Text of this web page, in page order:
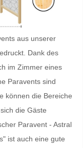
aus unserer
Dank des
im Zimmer eines
Paravents sind
können die Bereiche
die Gäste
Paravent - Astral
ist auch eine gute